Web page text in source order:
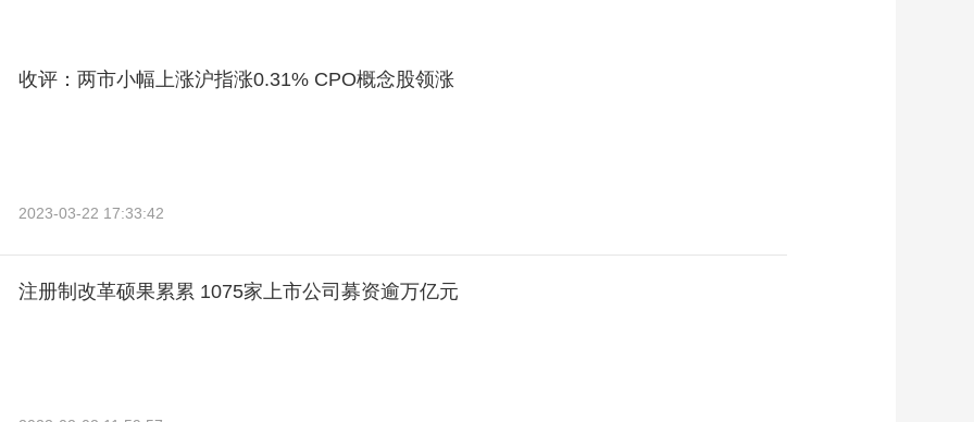
收评：两市小幅上涨沪指涨0.31% CPO概念股领涨
2023-03-22 17:33:42
注册制改革硕果累累 1075家上市公司募资逾万亿元